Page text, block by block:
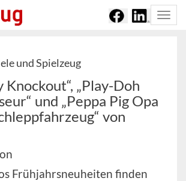
und Spielzeug
Knockout“, „Play-Doh
und „Peppa Pig Opa
von
Frühjahrsneuheiten finden